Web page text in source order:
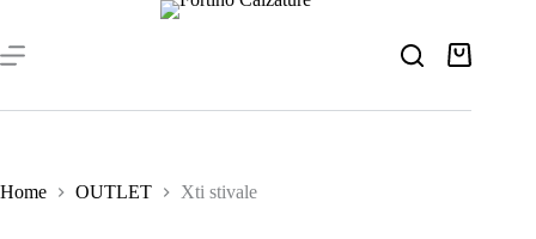
contenuto
Carrello
Home OUTLET Xti stivale